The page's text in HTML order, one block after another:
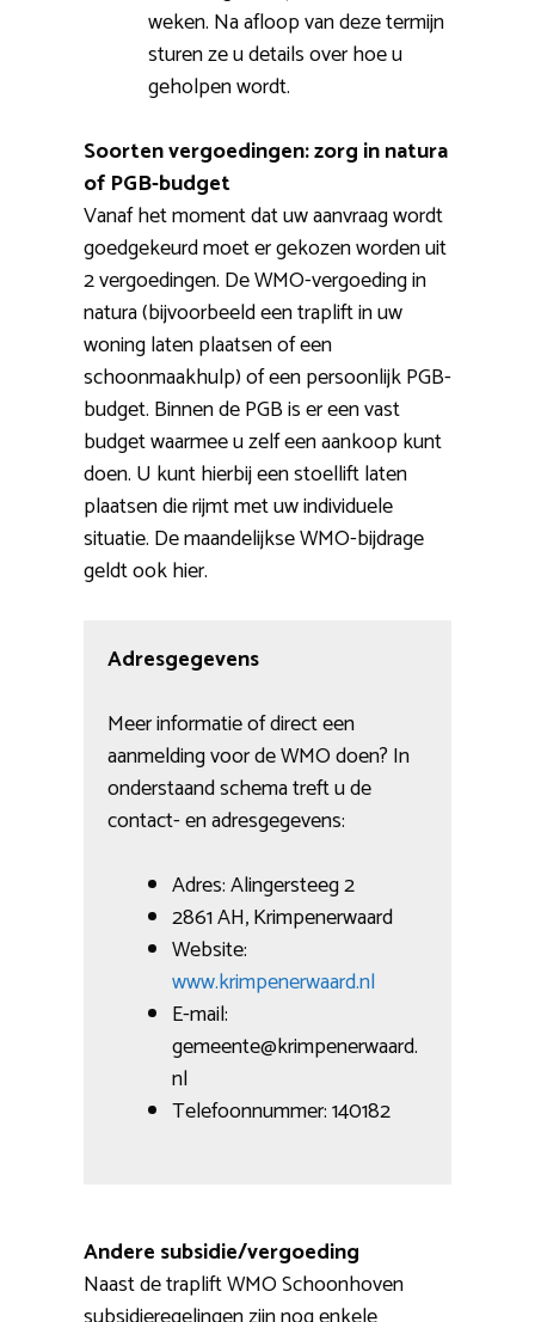
weken. Na afloop van deze termijn
sturen ze u details over hoe u
geholpen wordt.
Soorten vergoedingen: zorg in natura
of PGB-budget
Vanaf het moment dat uw aanvraag wordt
goedgekeurd moet er gekozen worden uit
2 vergoedingen. De WMO-vergoeding in
natura (bijvoorbeeld een traplift in uw
woning laten plaatsen of een
schoonmaakhulp) of een persoonlijk PGB-
budget. Binnen de PGB is er een vast
budget waarmee u zelf een aankoop kunt
doen. U kunt hierbij een stoellift laten
plaatsen die rijmt met uw individuele
situatie. De maandelijkse WMO-bijdrage
geldt ook hier.
Adresgegevens
Meer informatie of direct een
aanmelding voor de WMO doen? In
onderstaand schema treft u de
contact- en adresgegevens:
Adres: Alingersteeg 2
2861 AH, Krimpenerwaard
Website:
www.krimpenerwaard.nl
E-mail:
gemeente@krimpenerwaard.
nl
Telefoonnummer: 140182
Andere subsidie/vergoeding
Naast de traplift WMO Schoonhoven